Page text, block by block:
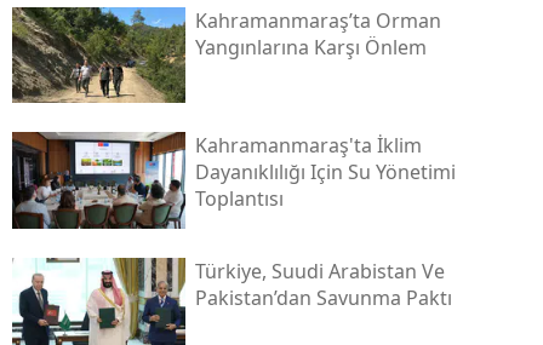
Kahramanmaraş’ta Orman
Yangınlarına Karşı Önlem
Kahramanmaraş'ta İklim
Dayanıklılığı Için Su Yönetimi
Toplantısı
Türkiye, Suudi Arabistan Ve
Pakistan’dan Savunma Paktı